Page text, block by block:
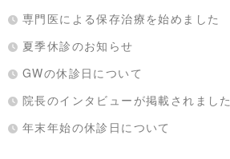
専門医による保存治療を始めました
夏季休診のお知らせ
GWの休診日について
院長のインタビューが掲載されました
年末年始の休診日について